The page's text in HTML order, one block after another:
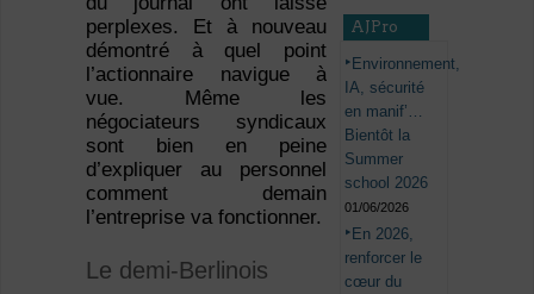
perplexes. Et à nouveau
démontré à quel point
l’actionnaire navigue à
vue. Même les
négociateurs syndicaux
sont bien en peine
d’expliquer au personnel
comment demain
l’entreprise va fonctionner.
Le demi-Berlinois
AJPro
Environnement,
IA, sécurité
en manif’…
Bientôt la
Summer
school 2026
01/06/2026
En 2026,
renforcer le
cœur du